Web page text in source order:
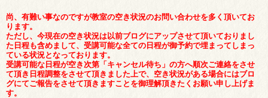
尚、有難い事なのですが教室の空き状況のお問い合わせを多く頂いてお
ります。
ただし、今現在の空き状況は以前ブログにアップさせて頂いておりまし
た日程も含めまして、受講可能な全ての日程が御予約で埋まってしまっ
ている状況となっております。
受講可能な日程が空き次第「キャンセル待ち」の方へ順次ご連絡をさせ
て頂き日程調整をさせて頂きました上で、空き状況がある場合にはブロ
グにてご報告をさせて頂きますことを御理解頂きたくお願い申し上げま
す。